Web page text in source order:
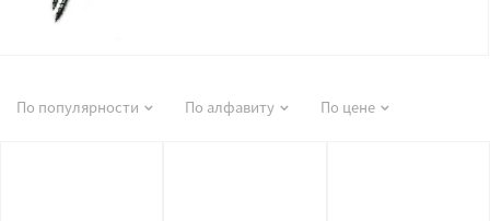
По популярности По алфавиту По цене